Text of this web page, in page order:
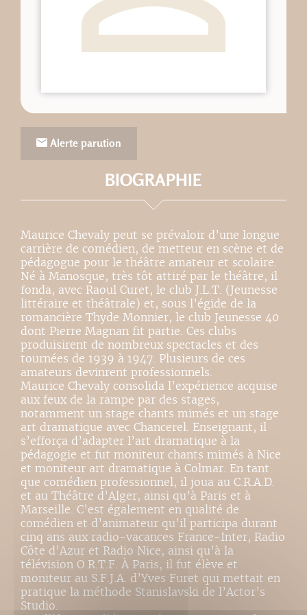
Alerte parution
BIOGRAPHIE
Maurice Chevaly peut se prévaloir d’une longue
carrière de comédien, de metteur en scène et de
pédagogue pour le théâtre amateur et scolaire.
Né à Manosque, très tôt attiré par le théâtre, il
fonda, avec Raoul Curet, le club J.L.T. (Jeunesse
littéraire et théâtrale) et, sous l’égide de la
romancière Thyde Monnier, le club Jeunesse 40
dont Pierre Magnan fit partie. Ces clubs
produisirent de nombreux spectacles et des
tournées de 1939 à 1947. Plusieurs de ces
amateurs devinrent professionnels.
Maurice Chevaly consolida l’expérience acquise
aux feux de la rampe par des stages,
notamment un stage chants mimés et un stage
art dramatique avec Chancerel. Enseignant, il
s’efforça d’adapter l’art dramatique à la
pédagogie et fut moniteur chants mimés à Nice
et moniteur art dramatique à Colmar. En tant
que comédien professionnel, il joua au C.R.A.D.
et au Théâtre d’Alger, ainsi qu’à Paris et à
Marseille. C’est également en qualité de
comédien et d’animateur qu’il participa durant
cinq ans aux radio-vacances France-Inter, Radio
Côte d’Azur et Radio Nice, ainsi qu’à la
télévision O.R.T.F. À Paris, il fut élève et
moniteur au S.F.J.A. d’Yves Furet qui mettait en
pratique la méthode Stanislavski de l’Actor’s
Studio.